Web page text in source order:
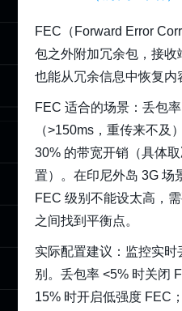
FEC（Forward Error
包之外附加冗余包，接收
也能从冗余信息中恢复内
FEC 适合的场景：丢包
（>150ms，重传来不及
30% 的带宽开销（具体
置）。在印尼外岛 3G 场
FEC 级别不能设太高，
之间找到平衡点。
实际配置建议：监控实
别。丢包率 <5% 时关闭
15% 时开启低强度 FEC